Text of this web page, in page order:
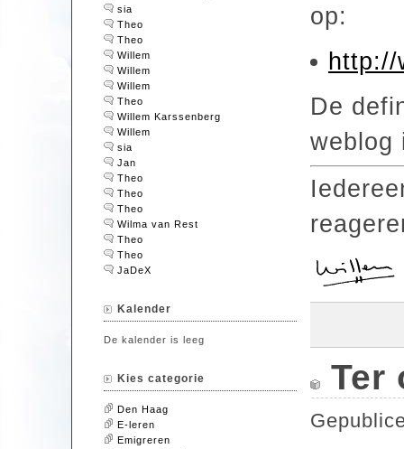
sia
Theo
Theo
Willem
Willem
Willem
Theo
Willem Karssenberg
Willem
sia
Jan
Theo
Theo
Theo
Wilma van Rest
Theo
Theo
JaDeX
Kalender
De kalender is leeg
Kies categorie
Den Haag
E-leren
Emigreren
op:
De
Ter